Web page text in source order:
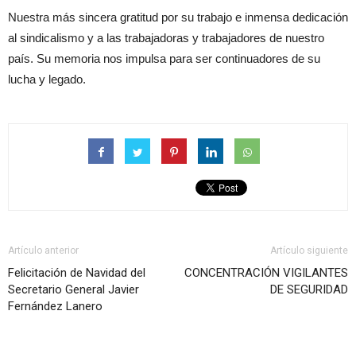
Nuestra más sincera gratitud por su trabajo e inmensa dedicación
al sindicalismo y a las trabajadoras y trabajadores de nuestro
país. Su memoria nos impulsa para ser continuadores de su
lucha y legado.
Artículo anterior
Felicitación de Navidad del
Secretario General Javier
Fernández Lanero
Artículo siguiente
CONCENTRACIÓN VIGILANTES
DE SEGURIDAD